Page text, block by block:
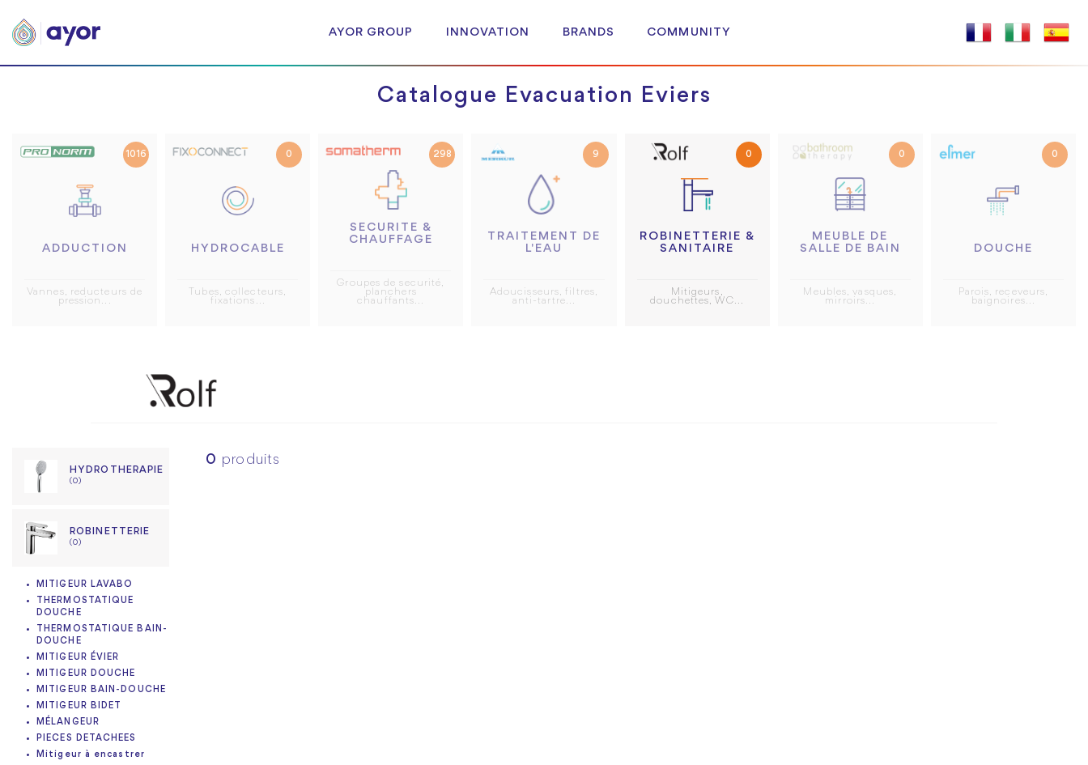
AYOR GROUP INNOVATION BRANDS COMMUNITY
Catalogue Evacuation Eviers
1016
ADDUCTION
Vannes, reducteurs de
pression...
0
HYDROCABLE
Tubes, collecteurs,
fixations...
298
SECURITE &
CHAUFFAGE
Groupes de securité,
planchers
chauffants...
9
TRAITEMENT DE
L'EAU
Adoucisseurs, filtres,
anti-tartre...
0
ROBINETTERIE &
SANITAIRE
Mitigeurs,
douchettes, WC...
0
MEUBLE DE
SALLE DE BAIN
Meubles, vasques,
mirroirs...
0
DOUCHE
Parois, receveurs,
baignoires...
HYDROTHERAPIE
(0)
ROBINETTERIE
(0)
MITIGEUR LAVABO
THERMOSTATIQUE
DOUCHE
THERMOSTATIQUE BAIN-
DOUCHE
MITIGEUR ÉVIER
MITIGEUR DOUCHE
MITIGEUR BAIN-DOUCHE
MITIGEUR BIDET
MÉLANGEUR
PIECES DETACHEES
Mitigeur à encastrer
0 produits